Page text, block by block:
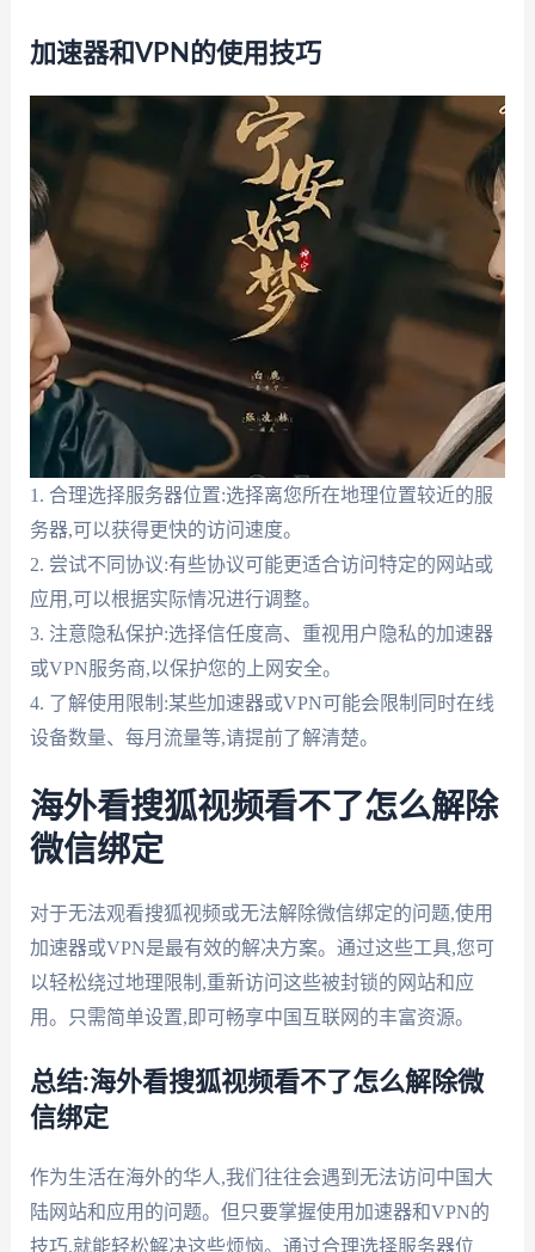
加速器和VPN的使用技巧
1. 合理选择服务器位置:选择离您所在地理位置较近的服
务器,可以获得更快的访问速度。
2. 尝试不同协议:有些协议可能更适合访问特定的网站或
应用,可以根据实际情况进行调整。
3. 注意隐私保护:选择信任度高、重视用户隐私的加速器
或VPN服务商,以保护您的上网安全。
4. 了解使用限制:某些加速器或VPN可能会限制同时在线
设备数量、每月流量等,请提前了解清楚。
海外看搜狐视频看不了怎么解除
微信绑定
对于无法观看搜狐视频或无法解除微信绑定的问题,使用
加速器或VPN是最有效的解决方案。通过这些工具,您可
以轻松绕过地理限制,重新访问这些被封锁的网站和应
用。只需简单设置,即可畅享中国互联网的丰富资源。
总结:海外看搜狐视频看不了怎么解除微
信绑定
作为生活在海外的华人,我们往往会遇到无法访问中国大
陆网站和应用的问题。但只要掌握使用加速器和VPN的
技巧,就能轻松解决这些烦恼。通过合理选择服务器位